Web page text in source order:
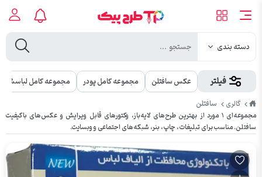
دسته بندی
فیلتر عکس سافتلن مجموعه کامل پودر
مجموعه کامل
طرح
پیک
گالری سافتلن
مجموعه‌ای ۱ مورد از بهترین طرح‌های لایه‌باز، وکتورهای قابل ویرایش و عکس‌های باکیفیت
سافتلن. مناسب برای تبلیغات، چاپ، بنر، شبکه‌های اجتماعی و وبسایت.